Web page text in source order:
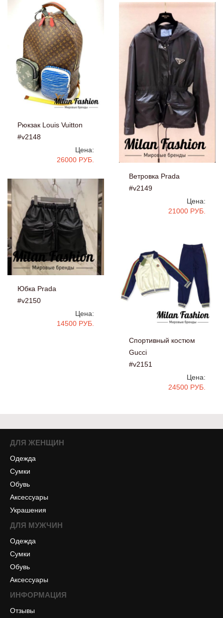
Рюкзак Louis Vuitton
#v2148
Цена:
26000 РУБ.
Ветровка Prada
#v2149
Цена:
21000 РУБ.
Юбка Prada
#v2150
Цена:
14500 РУБ.
Спортивный костюм
Gucci
#v2151
Цена:
24500 РУБ.
ДЛЯ ЖЕНЩИН
Одежда
Сумки
Обувь
Аксессуары
Украшения
ДЛЯ МУЖЧИН
Одежда
Сумки
Обувь
Аксессуары
ИНФОРМАЦИЯ
Отзывы